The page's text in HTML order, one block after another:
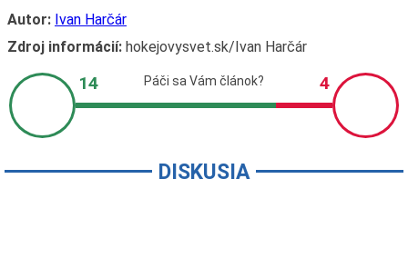
Autor: Ivan Harčár
Zdroj informácií:hokejovysvet.sk/Ivan Harčár
DISKUSIA